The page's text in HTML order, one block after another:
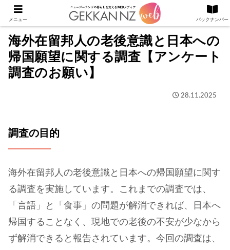
海外在留邦人の老後意識と日本への
帰国願望に関する調査【アンケート
調査のお願い】
28.11.2025
調査の目的
海外在留邦人の老後意識と日本への帰国願望に関す
る調査を実施しています。これまでの調査では、
「言語」と「食事」の問題が解消できれば、日本へ
帰国することなく、現地での老後の不安が少なから
ず解消できると報告されています。今回の調査は、
メニュー バックナンバー